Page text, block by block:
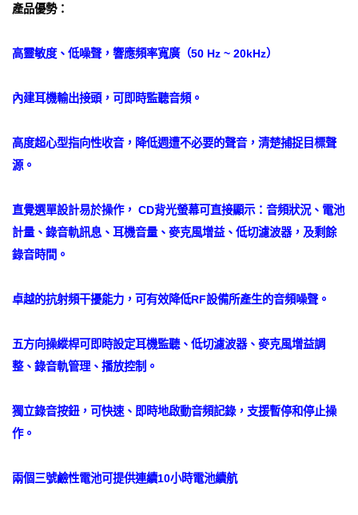
產品優勢：
高靈敏度、低噪聲，響應頻率寬廣（50 Hz ~ 20kHz）
內建耳機輸出接頭，可即時監聽音頻。
高度超心型指向性收音，降低週遭不必要的聲音，清楚捕捉目標聲
源。
直覺選單設計易於操作， CD背光螢幕可直接顯示：音頻狀況、電池
計量、錄音軌訊息、耳機音量、麥克風增益、低切濾波器，及剩餘
錄音時間。
卓越的抗射頻干擾能力，可有效降低RF設備所產生的音頻噪聲。
五方向操縱桿可即時設定耳機監聽、低切濾波器、麥克風增益調
整、錄音軌管理、播放控制。
獨立錄音按鈕，可快速、即時地啟動音頻記錄，支援暫停和停止操
作。
兩個三號鹼性電池可提供連續10小時電池續航